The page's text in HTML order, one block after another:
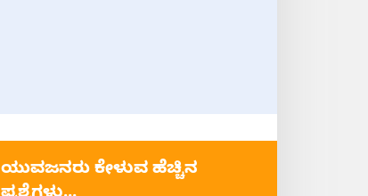
ಯುವಜನರು ಕೇಳುವ ಹೆಚ್ಚಿನ